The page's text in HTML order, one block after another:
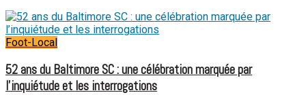
Foot-Local
52 ans du Baltimore SC : une célébration marquée par
l’inquiétude et les interrogations